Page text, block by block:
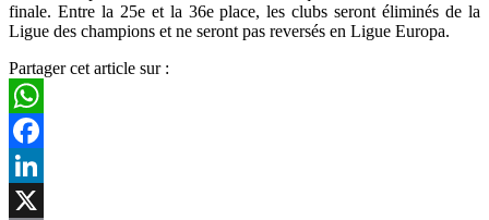
finale. Entre la 25e et la 36e place, les clubs seront éliminés de la
Ligue des champions et ne seront pas reversés en Ligue Europa.
Partager cet article sur :
WhatsApp
Facebook
LinkedIn